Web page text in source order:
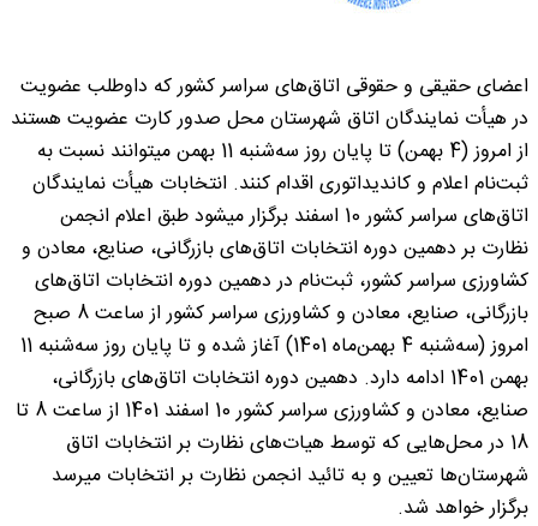
اعضای حقیقی و حقوقی اتاق‌های سراسر کشور که داوطلب عضویت
در هیأت نمایندگان اتاق شهرستان محل صدور کارت عضویت هستند
از امروز (4 بهمن) تا پایان روز سه‌شنبه 11 بهمن میتوانند نسبت به
ثبت‌نام اعلام و کاندیداتوری اقدام کنند. انتخابات هیأت نمایندگان
اتاق‌های سراسر کشور 10 اسفند برگزار میشود طبق اعلام انجمن
نظارت بر دهمین دوره انتخابات اتاق‌های بازرگانی، صنایع، معادن و
کشاورزی سراسر کشور، ثبت‌نام در دهمین دوره انتخابات اتاق‌های
بازرگانی، صنایع، معادن و کشاورزی سراسر کشور از ساعت 8 صبح
امروز (سه‌شنبه 4 بهمن‌ماه 1401) آغاز شده و تا پایان روز سه‌شنبه 11
بهمن 1401 ادامه دارد. دهمین دوره انتخابات اتاق‌های بازرگانی،
صنایع، معادن و کشاورزی سراسر کشور 10 اسفند 1401 از ساعت 8 تا
18 در محل‌هایی که توسط هیات‌های نظارت بر انتخابات اتاق
شهرستان‌ها تعیین و به تائید انجمن نظارت بر انتخابات میرسد
برگزار خواهد شد.